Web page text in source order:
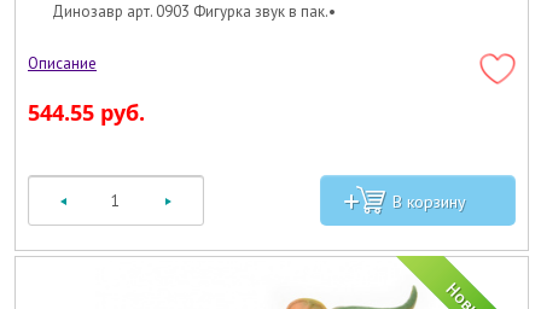
Динозавр арт. 0903 Фигурка звук в пак.•
544.55 руб.